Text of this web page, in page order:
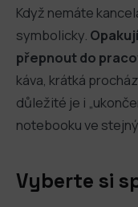
Když nemáte
symbolicky.
přepnout do
káva, krátká
důležité je i
notebooku ve
Vyberte si